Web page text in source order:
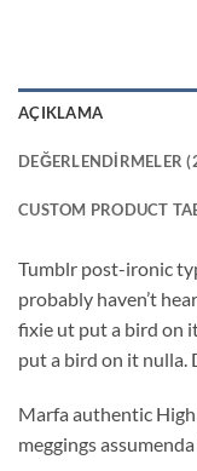
AÇIKLAMA
DEĞERLENDIRMELER
CUSTOM PRODUCT
Tumblr post-ironic
probably haven’t
fixie ut put a bird on
put a bird on it nulla.
Marfa authentic
meggings